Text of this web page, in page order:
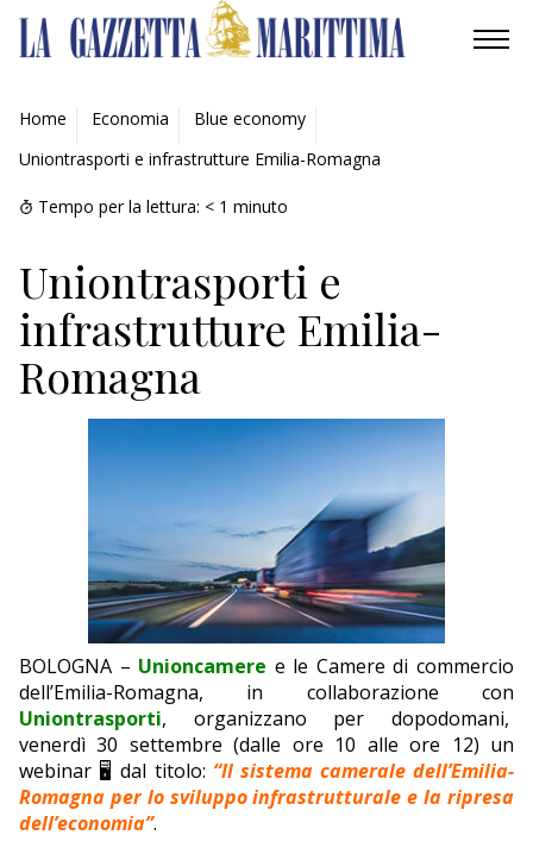
AMBIENTE
MOBILITÀ
INDUSTRIA
RICERCA
ECONOMIA
TURISMO
EDITORIALI
Home Economia
Blue economy
Uniontrasporti e infrastrutture Emilia-Romagna
Tempo per la lettura: < 1 minuto
Uniontrasporti e
infrastrutture Emilia-
Romagna
BOLOGNA – Unioncamere e le Camere di commercio
dell’Emilia-Romagna, in collaborazione con
Uniontrasporti, organizzano per dopodomani,
venerdì 30 settembre (dalle ore 10 alle ore 12) un
webinar 🖥 dal titolo: “Il sistema camerale dell’Emilia-
Romagna per lo sviluppo infrastrutturale e la ripresa
dell’economia”.